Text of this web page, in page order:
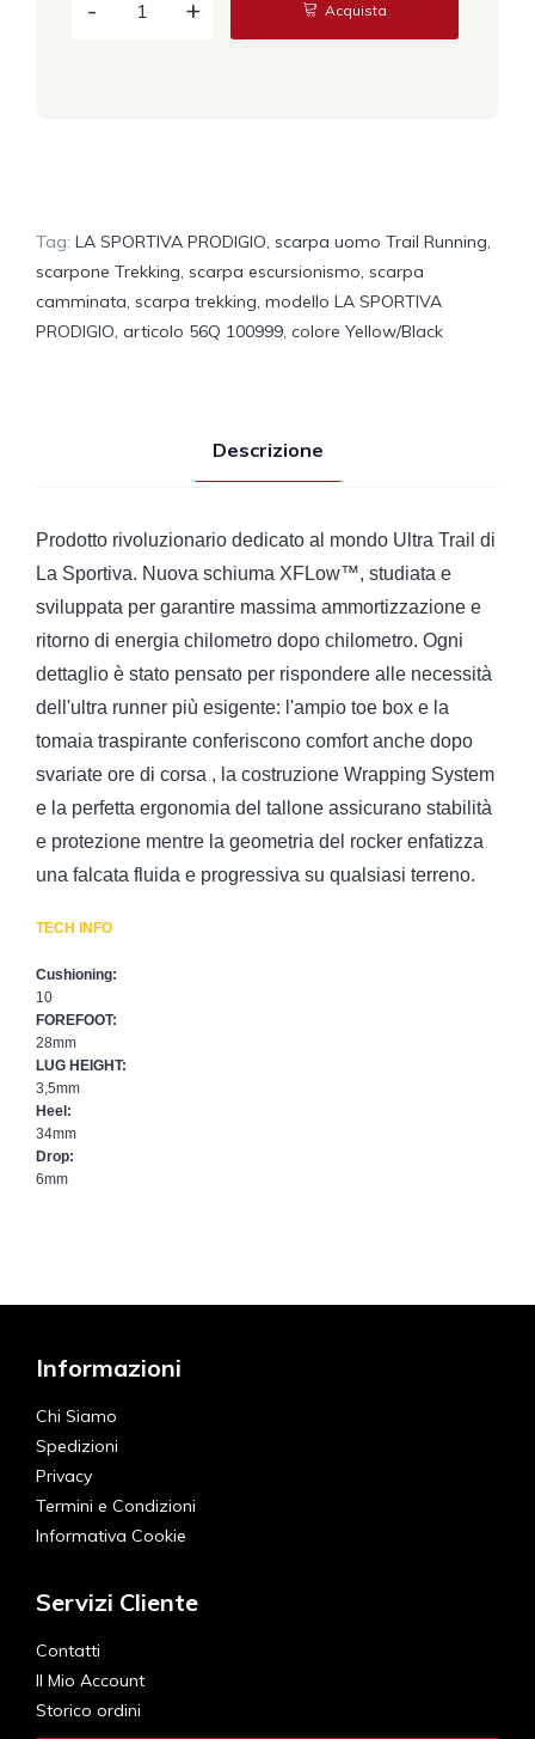
Acquista
Tag: LA SPORTIVA PRODIGIO, scarpa uomo Trail Running,
scarpone Trekking, scarpa escursionismo, scarpa
camminata, scarpa trekking, modello LA SPORTIVA
PRODIGIO, articolo 56Q 100999, colore Yellow/Black
Descrizione
Prodotto rivoluzionario dedicato al mondo Ultra Trail di
La Sportiva. Nuova schiuma XFLow™, studiata e
sviluppata per garantire massima ammortizzazione e
ritorno di energia chilometro dopo chilometro. Ogni
dettaglio è stato pensato per rispondere alle necessità
dell'ultra runner più esigente: l'ampio toe box e la
tomaia traspirante conferiscono comfort anche dopo
svariate ore di corsa , la costruzione Wrapping System
e la perfetta ergonomia del tallone assicurano stabilità
e protezione mentre la geometria del rocker enfatizza
una falcata fluida e progressiva su qualsiasi terreno.
TECH INFO
Cushioning:
10
FOREFOOT:
28mm
LUG HEIGHT:
3,5mm
Heel:
34mm
Drop:
6mm
Informazioni
Chi Siamo
Spedizioni
Privacy
Termini e Condizioni
Informativa Cookie
Servizi Cliente
Contatti
Il Mio Account
Storico ordini